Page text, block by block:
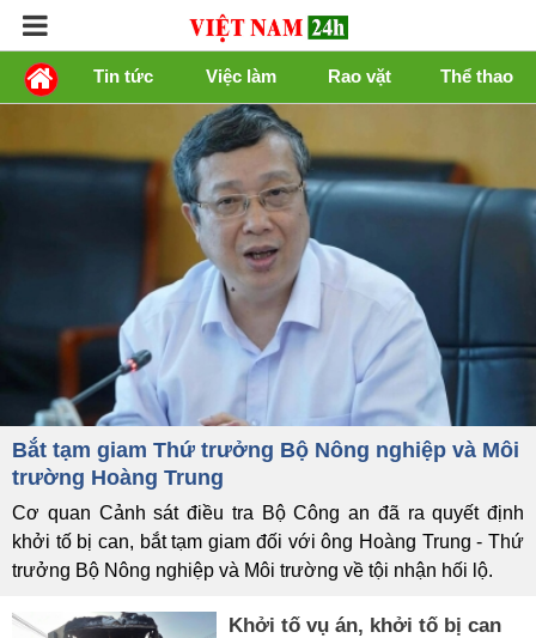
Tin tức Việc làm Rao vặt Thể thao
Bắt tạm giam Thứ trưởng Bộ Nông nghiệp và Môi
trường Hoàng Trung
Cơ quan Cảnh sát điều tra Bộ Công an đã ra quyết định
khởi tố bị can, bắt tạm giam đối với ông Hoàng Trung - Thứ
trưởng Bộ Nông nghiệp và Môi trường về tội nhận hối lộ.
Khởi tố vụ án, khởi tố bị can